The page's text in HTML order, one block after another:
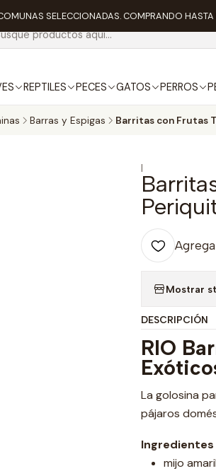
REPTILES PECES GATOS PERROS
SELECCIONADAS. COMPRANDO HASTA
Barras y Espigas Barritas con Frutas
|
Mostrar
DESCRIPCIÓN
RIO
La golosina
pájaros
Ingredientes
mijo